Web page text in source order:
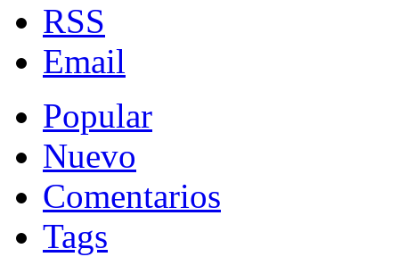
RSS
Email
Popular
Nuevo
Comentarios
Tags